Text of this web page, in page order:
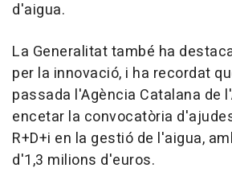
d'aigua.
La Generalitat també ha
per la innovació, i ha recordat
passada l'Agència Catalana de
encetar la convocatòria
R+D+i en la gestió de l'aigua,
d'1,3 milions d'euros.